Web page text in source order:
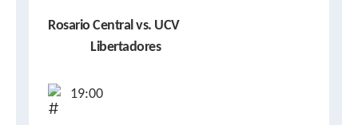
Rosario Central vs. UCV
Libertadores
19:00